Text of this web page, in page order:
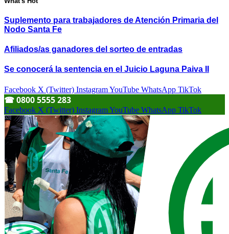
Suplemento para trabajadores de Atención Primaria del
Nodo Santa Fe
Afiliados/as ganadores del sorteo de entradas
Se conocerá la sentencia en el Juicio Laguna Paiva II
Facebook X (Twitter) InstagramYouTube WhatsApp TikTok
☎︎ 0800 5555 283
Facebook X (Twitter) InstagramYouTube WhatsApp TikTok